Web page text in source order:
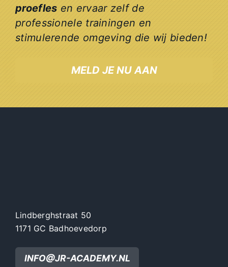
proefles en ervaar zelf de
professionele trainingen en
stimulerende omgeving die wij bieden!
MELD JE NU AAN
Lindberghstraat 50
1171 GC Badhoevedorp
INFO@JR-ACADEMY.NL